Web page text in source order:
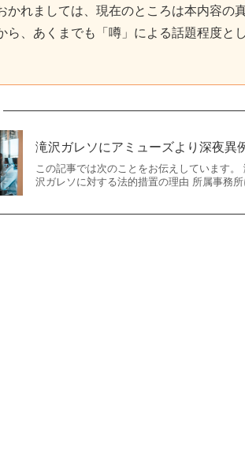
かれましては、現在のところは本内容の
ら、あくまでも「噂」による話題程度と
滝沢ガレソにアミューズより深夜異
この記事では次のことをお伝えしています
沢ガレソに対する法的措置の理由 所属事務